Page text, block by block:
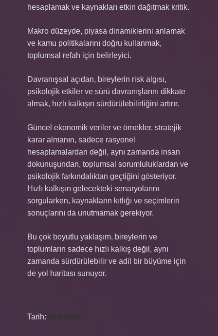
hesaplamak ve kaynakları etkin dağıtmak kritik.
Makro düzeyde, piyasa dinamiklerini anlamak
ve kamu politikalarını doğru kullanmak,
toplumsal refah için belirleyici.
Davranışsal açıdan, bireylerin risk algısı,
psikolojik etkiler ve sürü davranışlarını dikkate
almak, hızlı kalkışın sürdürülebilirliğini artırır.
Güncel ekonomik veriler ve örnekler, stratejik
karar almanın, sadece rasyonel
hesaplamalardan değil, aynı zamanda insan
dokunuşundan, toplumsal sorumluluklardan ve
psikolojik farkındalıktan geçtiğini gösteriyor.
Hızlı kalkışın gelecekteki senaryolarını
sorgularken, kaynakların kıtlığı ve seçimlerin
sonuçlarını da unutmamak gerekiyor.
Bu çok boyutlu yaklaşım, bireylerin ve
toplumların sadece hızlı kalkış değil, aynı
zamanda sürdürülebilir ve adil bir büyüme için
de yol haritası sunuyor.
Tarih: